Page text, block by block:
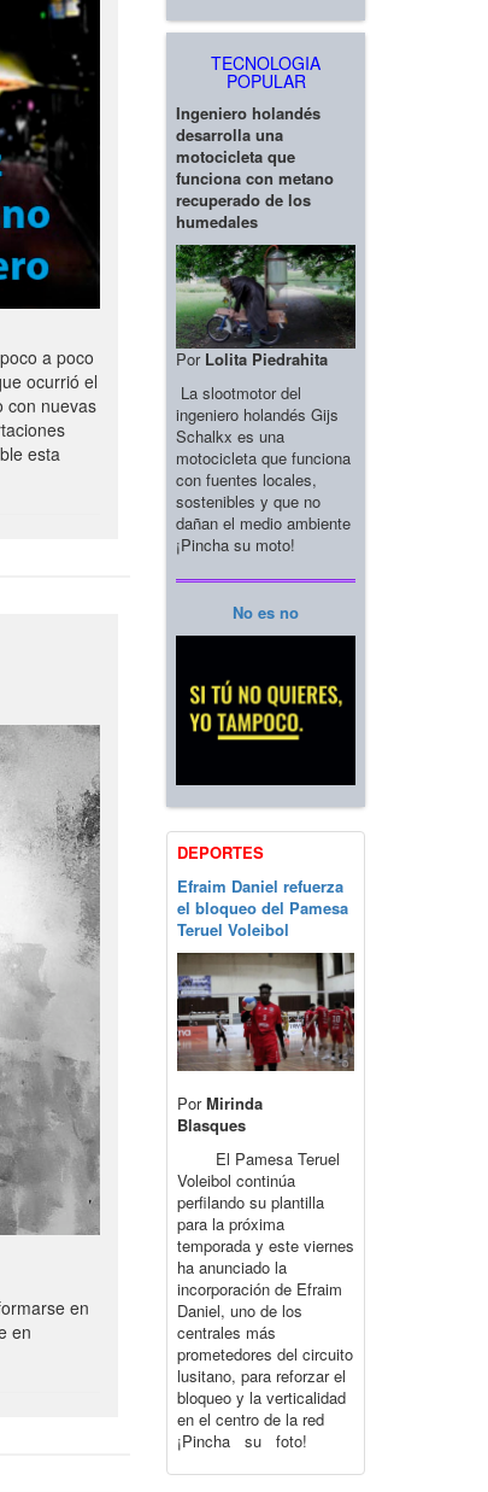
a poco
ocurrió el
con nuevas
esta
en
en
TECNOLOGIA
POPULAR
Ingeniero holandés
desarrolla una
motocicleta que
funciona con metano
recuperado de los
humedales
Por Lolita Piedrahita
La slootmotor del
ingeniero holandés Gijs
Schalkx es una
motocicleta que funciona
con fuentes locales,
sostenibles y que no
dañan el medio ambiente
¡Pincha su moto!
No es no
DEPORTES
Efraim Daniel refuerza
el bloqueo del Pamesa
Teruel Voleibol
PorMirinda
Blasques
El Pamesa Teruel
Voleibol continúa
perfilando su plantilla
para la próxima
temporada y este viernes
ha anunciado la
incorporación de Efraim
Daniel, uno de los
centrales más
prometedores del circuito
lusitano, para reforzar el
bloqueo y la verticalidad
en el centro de la red
¡Pincha su foto!